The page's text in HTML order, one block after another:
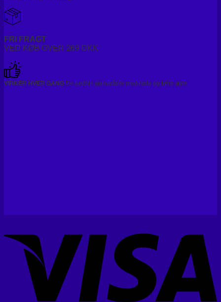
FRI FRAGT
VED KØB OVER 269 DKK
VIRKER HVER GANG De bedste øjendråber mod røde og tørre øjne